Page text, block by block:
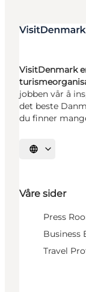
VisitDenmark
jobben vår å
det beste
du finner
Velg språk
Våre sider
Press
Business
Travel